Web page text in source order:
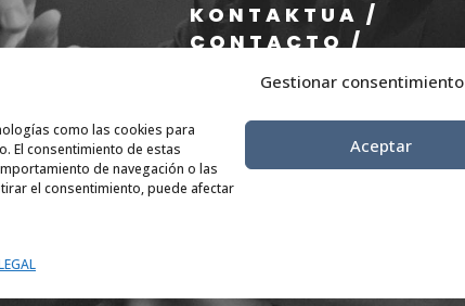
Gestionar consentimiento
como las cookies para
El consentimiento de estas
de navegación o las
el consentimiento, puede afectar
Aceptar
KONTAKTUA /
CONTACTO /
CONTACT
info@eae.eus
+34 656 79 07 36